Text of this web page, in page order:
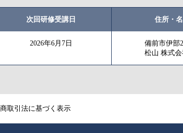
次回研修受講日
2026年6月7日
住所・
備前市伊部
松山 株式会
取引法に基づく表示